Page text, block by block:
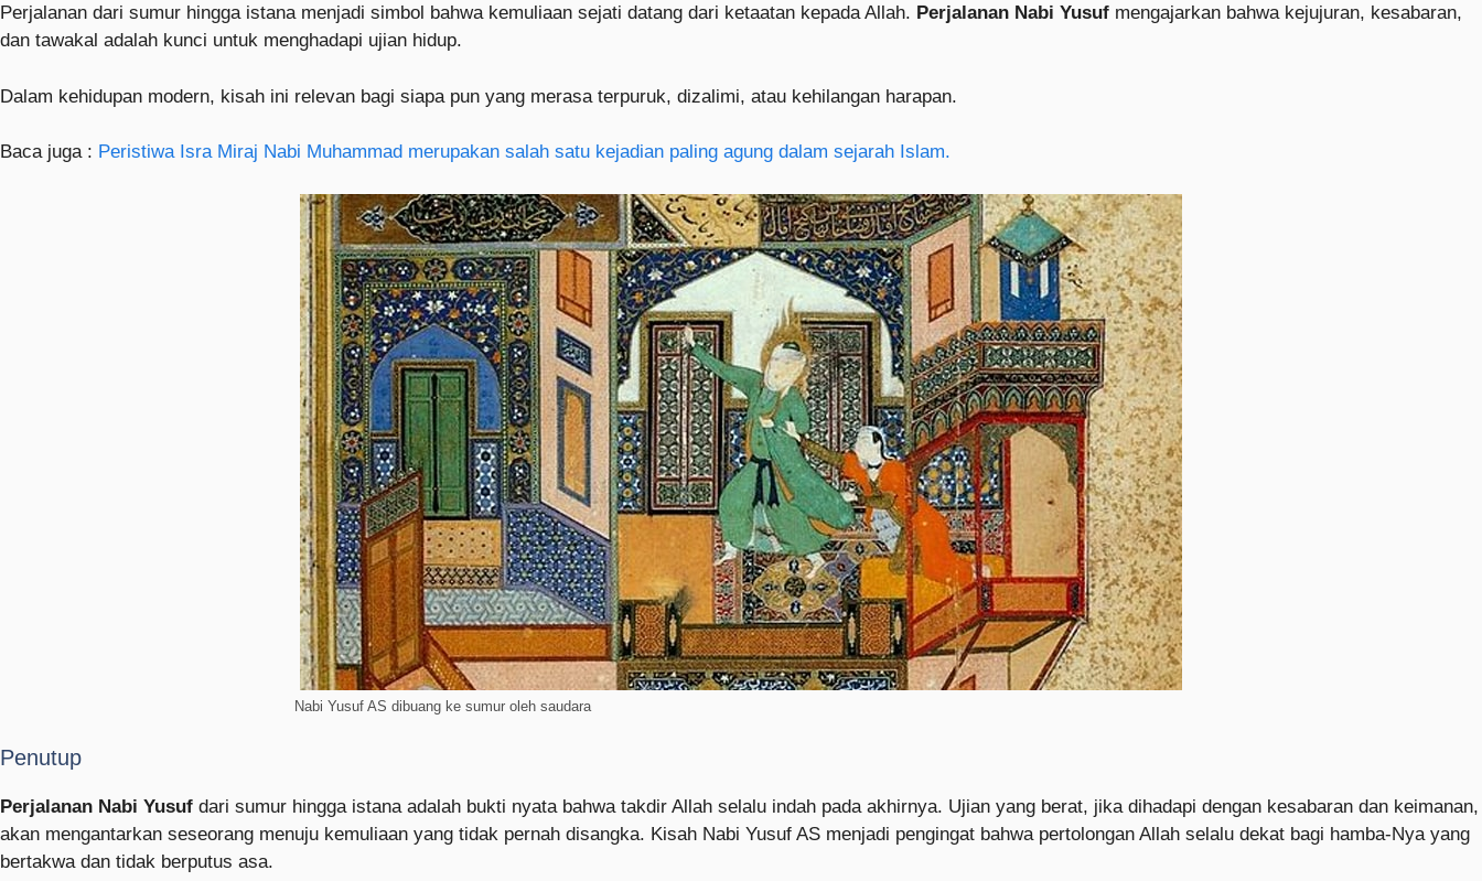
Perjalanan dari sumur hingga istana menjadi simbol bahwa kemuliaan sejati datang dari ketaatan kepada Allah. Perjalanan Nabi Yusuf mengajarkan bahwa kejujuran, kesabaran,
dan tawakal adalah kunci untuk menghadapi ujian hidup.
Dalam kehidupan modern, kisah ini relevan bagi siapa pun yang merasa terpuruk, dizalimi, atau kehilangan harapan.
Baca juga : Peristiwa Isra Miraj Nabi Muhammad merupakan salah satu kejadian paling agung dalam sejarah Islam.
Nabi Yusuf AS dibuang ke sumur oleh saudara
Penutup
Perjalanan Nabi Yusuf dari sumur hingga istana adalah bukti nyata bahwa takdir Allah selalu indah pada akhirnya. Ujian yang berat, jika dihadapi dengan kesabaran dan keimanan,
akan mengantarkan seseorang menuju kemuliaan yang tidak pernah disangka. Kisah Nabi Yusuf AS menjadi pengingat bahwa pertolongan Allah selalu dekat bagi hamba-Nya yang
bertakwa dan tidak berputus asa.